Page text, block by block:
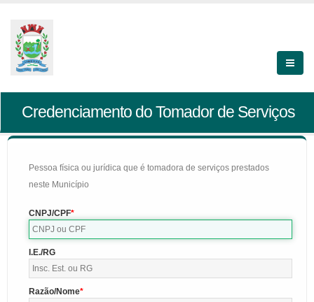
Credenciamento do Tomador de Serviços
Pessoa física ou jurídica que é tomadora de serviços prestados
neste Município
CNPJ/CPF
I.E./RG
Razão/Nome